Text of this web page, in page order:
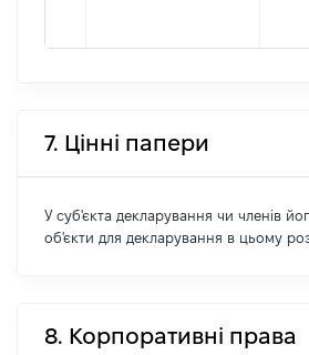
7. Цінні папери
У суб'єкта декларування чи членів
об'єкти для декларування в цьому
8. Корпоративні права